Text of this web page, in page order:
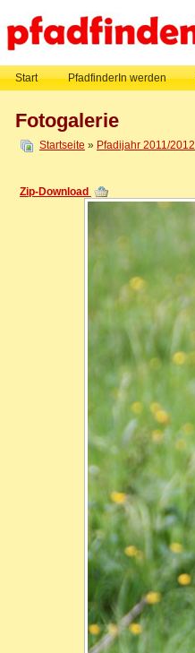
Start PfadfinderIn werden
Fotogalerie
Startseite » Pfadijahr 2011/2012
Zip-Download